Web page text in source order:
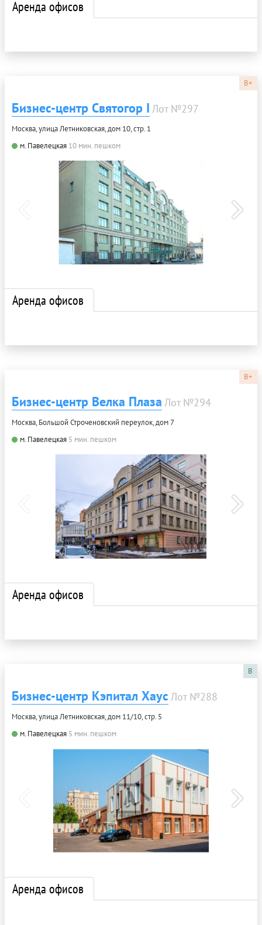
Аренда офисов
B+
Бизнес-центр Святогор I Лот №297
Москва, улица Летниковская, дом 10, стр. 1
м. Павелецкая 10 мин. пешком
Аренда офисов
B+
Бизнес-центр Велка Плаза Лот №294
Москва, Большой Строченовский переулок, дом 7
м. Павелецкая 5 мин. пешком
Аренда офисов
B
Бизнес-центр Кэпитал Хаус Лот №288
Москва, улица Летниковская, дом 11/10, стр. 5
м. Павелецкая 5 мин. пешком
Аренда офисов